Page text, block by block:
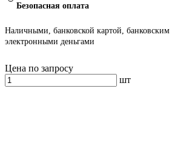
Безопасная оплата
Наличными, банковской картой, банковским
электронными деньгами
Цена по запросу
шт